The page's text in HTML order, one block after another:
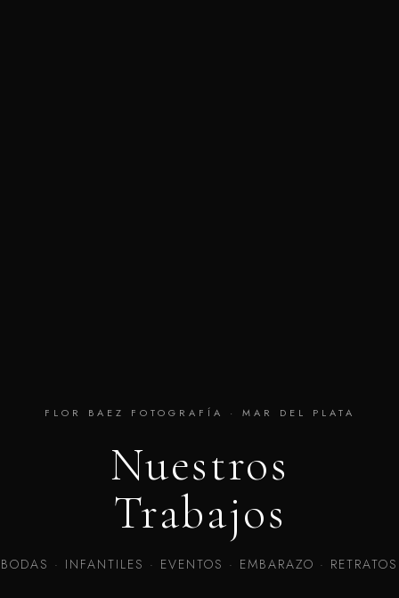
FLOR BAEZ FOTOGRAFÍA · MAR DEL PLATA
Nuestros
Trabajos
BODAS · INFANTILES · EVENTOS · EMBARAZO · RETRATOS